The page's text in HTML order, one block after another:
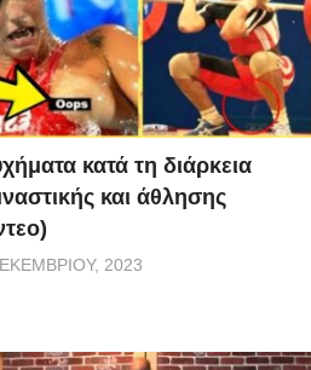
κατά τη διάρκεια
και άθλησης
2023